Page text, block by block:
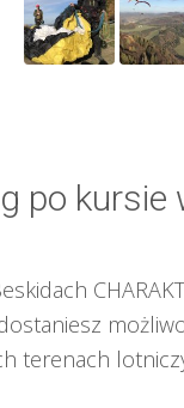
po kursie
terenach